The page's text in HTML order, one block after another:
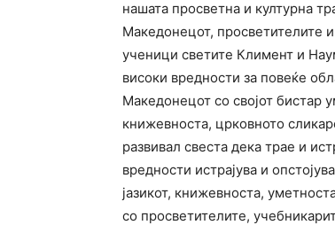
нашата просветна и културна
Македонецот, просветителите
ученици светите Климент и
високи вредности за повеќе
Македонецот со својот бистар
книжевноста, црковното
развивал свеста дека трае и
вредности истрајува и
јазикот, книжевноста,
со просветителите,